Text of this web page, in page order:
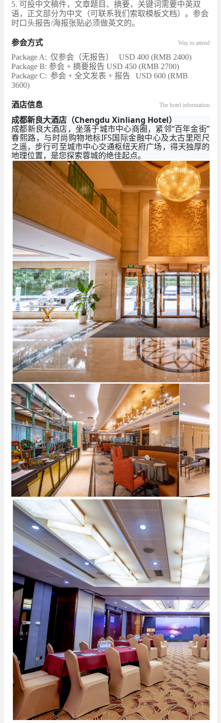
5. 可投中文稿件，文章题目、摘要，关键词需要中英双
语，正文部分为中文（可联系我们索取模板文档）。参会
时口头报告/海报张贴必须做英文的。
参会方式 Way to attend
Package A: 仅参会（无报告）
USD 400 (RMB 2400)
Package B: 参会 + 摘要报告 USD 450 (RMB 2700)
Package C: 参会 + 全文发表 + 报告
USD 600 (RMB
3600)
酒店信息 The hotel information
成都新良大酒店（Chengdu Xinliang Hotel）
成都新良大酒店，坐落于城市中心商圈，紧邻“百年金街”
春熙路，与时尚购物地标IFS国际金融中心及太古里咫尺
之遥，步行可至城市中心交通枢纽天府广场，得天独厚的
地理位置，是您探索蓉城的绝佳起点。